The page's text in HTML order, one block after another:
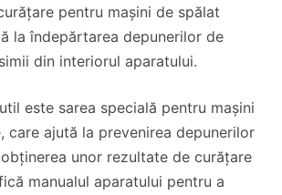
pentru mașini de spălat
la îndepărtarea depunerilor de
din interiorul aparatului.
este sarea specială pentru mașini
care ajută la prevenirea depunerilor
unor rezultate de curățare
manualul aparatului pentru a